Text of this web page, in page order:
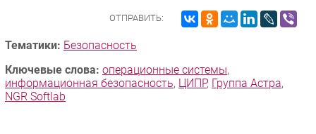
ОТПРАВИТЬ:
Тематики: Безопасность
Ключевые слова: операционные системы,
информационная безопасность, ЦИПР, Группа Астра,
NGR Softlab